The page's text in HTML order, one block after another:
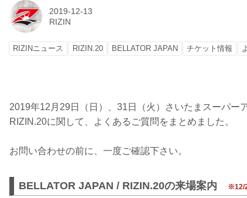
2019-12-13
RIZIN
RIZINニュース RIZIN.20 BELLATOR JAPAN チケット情報
2019年12月29日（日）、31日（火）さいたまスーパー
RIZIN.20に関して、よくあるご質問をまとめました。
お問い合わせの前に、一度ご確認下さい。
BELLATOR JAPAN / RIZIN.20の来場案内 ※12/